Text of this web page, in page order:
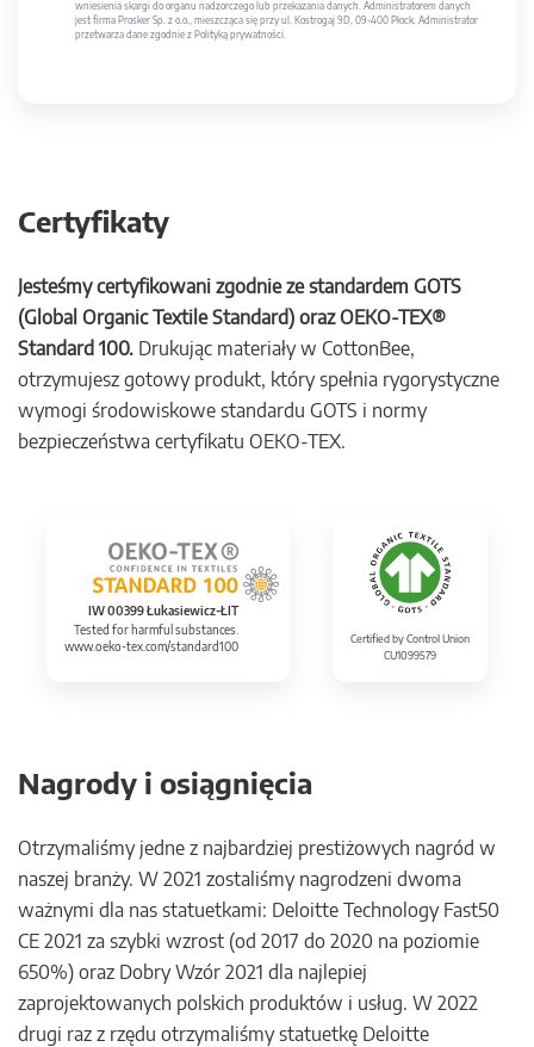
wniesienia skargi do organu nadzorczego lub przekazania danych. Administratorem danych
jest firma Prosker Sp. z o.o., mieszcząca się przy ul. Kostrogaj 9D, 09-400 Płock. Administrator
przetwarza dane zgodnie z Polityką prywatności.
Certyfikaty
Jesteśmy certyfikowani zgodnie ze standardem GOTS
(Global Organic Textile Standard) oraz OEKO-TEX®
Standard 100. Drukując materiały w CottonBee,
otrzymujesz gotowy produkt, który spełnia rygorystyczne
wymogi środowiskowe standardu GOTS i normy
bezpieczeństwa certyfikatu OEKO-TEX.
IW 00399 Łukasiewicz-ŁIT
Tested for harmful substances.
www.oeko-tex.com/standard100
Certified by Control Union
CU1099579
Nagrody i osiągnięcia
Otrzymaliśmy jedne z najbardziej prestiżowych nagród w
naszej branży. W 2021 zostaliśmy nagrodzeni dwoma
ważnymi dla nas statuetkami: Deloitte Technology Fast50
CE 2021 za szybki wzrost (od 2017 do 2020 na poziomie
650%) oraz Dobry Wzór 2021 dla najlepiej
zaprojektowanych polskich produktów i usług. W 2022
drugi raz z rzędu otrzymaliśmy statuetkę Deloitte